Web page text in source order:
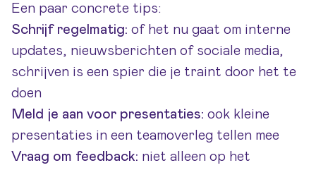
Een paar concrete tips:
Schrijf regelmatig: of het nu gaat om interne
updates, nieuwsberichten of sociale media,
schrijven is een spier die je traint door het te
doen
Meld je aan voor presentaties: ook kleine
presentaties in een teamoverleg tellen mee
Vraag om feedback: niet alleen op het